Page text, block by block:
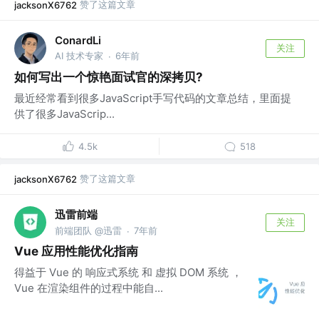
jacksonX6762 赞了这篇文章
ConardLi
AI 技术专家 · 6年前
关注
如何写出一个惊艳面试官的深拷贝?
最近经常看到很多JavaScript手写代码的文章总结，里面提
供了很多JavaScrip...
4.5k 518
jacksonX6762 赞了这篇文章
迅雷前端
前端团队 @迅雷 · 7年前
关注
Vue 应用性能优化指南
得益于 Vue 的 响应式系统 和 虚拟 DOM 系统 ，
Vue 在渲染组件的过程中能自...